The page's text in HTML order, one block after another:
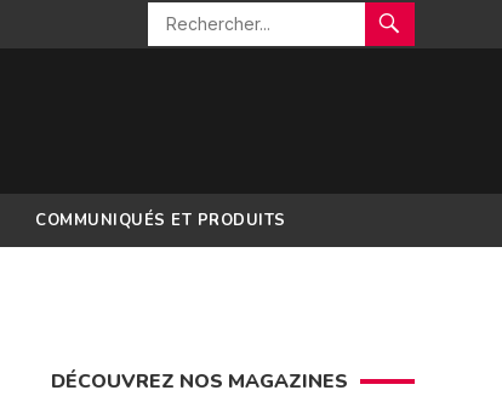
COMMUNIQUÉS ET PRODUITS
DÉCOUVREZ NOS MAGAZINES